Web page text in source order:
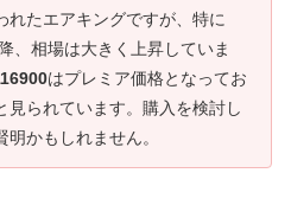
れたエアキングですが、特に
、相場は大きく上昇していま
はプレミア価格となってお
見られています。購入を検討し
かもしれません。